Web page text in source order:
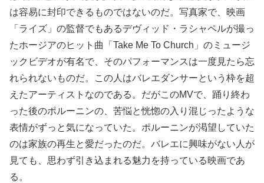
は容易に封印できるものではないのだ。写真家で、映画
「ライズ」の監督でもあるデヴィッド・ラシャペルが撮っ
たホージアのヒット曲「Take Me To Church」のミュージ
ックビデオが有名で、そのパフォーマンスは一度見たら忘
れられないものだ。この人はバレエダンサーという枠を超
えたアーティストなのである。だがこのMVで、踊り終わ
った後のポルーニンの、苦悩と恍惚の入り混じったような
表情がずっと気になっていた。ポルーニンが渇望していた
のは家族の再生と愛だったのだ。バレエに興味がない人が
見ても、思わず引き込まれる魅力を持っている映画であ
る。